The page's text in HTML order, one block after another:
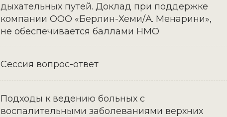
дыхательных путей. Доклад при поддержке
компании ООО «Берлин-Хеми/А. Менарини»,
не обеспечивается баллами НМО
Сессия вопрос-ответ
Подходы к ведению больных с
воспалительными заболеваниями верхних